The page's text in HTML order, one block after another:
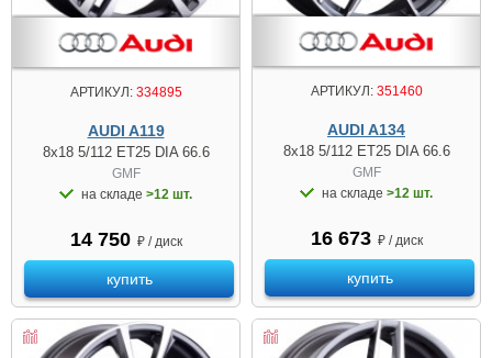
АРТИКУЛ:334895
AUDI A119
8x18 5/112 ET25 DIA 66.6
GMF
на складе >12 шт.
14 750 ₽ / диск
купить
АРТИКУЛ:351460
AUDI A134
8x18 5/112 ET25 DIA 66.6
GMF
на складе >12 шт.
16 673 ₽ / диск
купить